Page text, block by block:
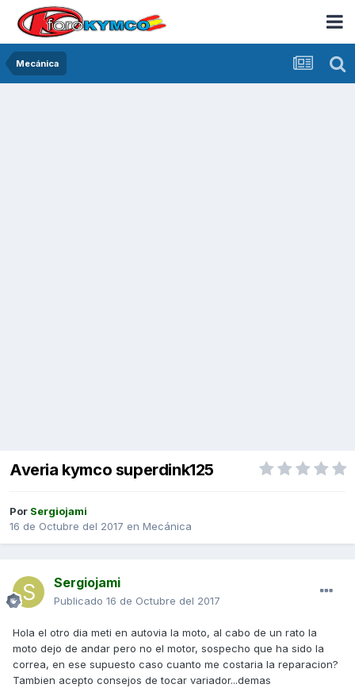
Mecánica
Averia kymco superdink125
Por Sergiojami
16 de Octubre del 2017 en Mecánica
Sergiojami
Publicado 16 de Octubre del 2017
Hola el otro dia meti en autovia la moto, al cabo de un rato la
moto dejo de andar pero no el motor, sospecho que ha sido la
correa, en ese supuesto caso cuanto me costaria la reparacion?
Tambien acepto consejos de tocar variador...demas